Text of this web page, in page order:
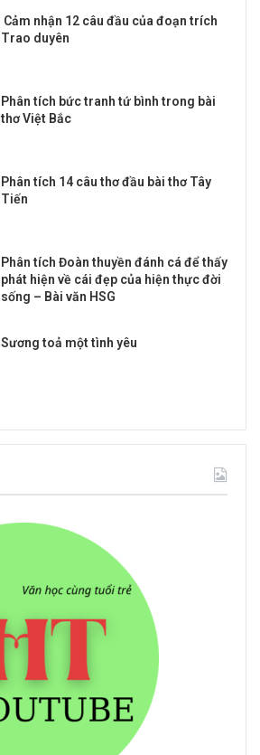
Cảm nhận 12 câu đầu của đoạn trích
Trao duyên
Phân tích bức tranh tứ bình trong bài
thơ Việt Bắc
Phân tích 14 câu thơ đầu bài thơ Tây
Tiến
Phân tích Đoàn thuyền đánh cá để thấy
phát hiện về cái đẹp của hiện thực đời
sống – Bài văn HSG
Sương toả một tình yêu